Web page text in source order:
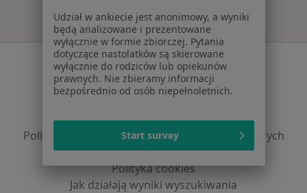
Serwis
Regulamin
Polityka prywatności profesjonalistów
Polityka prywatności dla profesjonalistów, których
dane pozyskaliśmy samodzielnie
Polityka cookies
Jak działają wyniki wyszukiwania
Udział w ankiecie jest anonimowy, a wyniki
będą analizowane i prezentowane
wyłącznie w formie zbiorczej. Pytania
dotyczące nastolatków są skierowane
wyłącznie do rodziców lub opiekunów
prawnych. Nie zbieramy informacji
bezpośrednio od osób niepełnoletnich.
Start survey